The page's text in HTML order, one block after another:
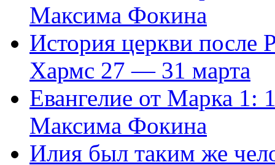
Максима Фокина
История церкви
Хармс 27 — 31 марта
Евангелие от Марка 1:
Максима Фокина
Илия был таким же